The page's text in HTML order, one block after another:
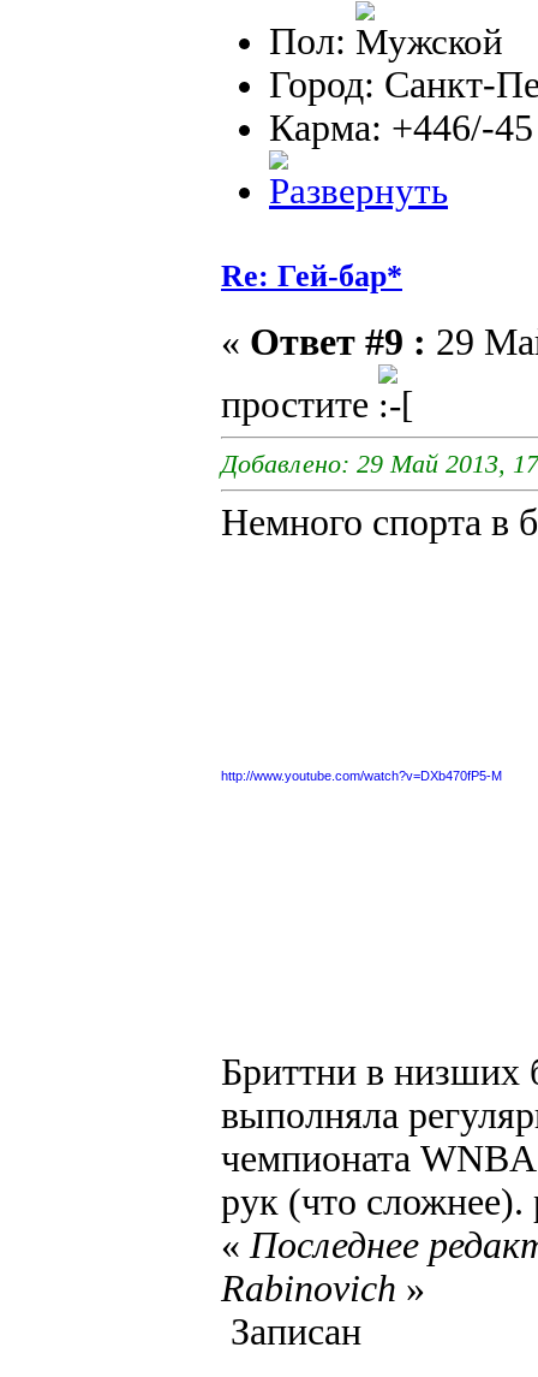
Пол:
Город: Санкт-
Карма: +446/-45
Re: Гей-бар*
« Ответ #9 : 29
простите
Добавлено: 29 Май 2013,
Немного спорта в
http://www.youtube.com/watch?v=DXb470fP5-M
Бриттни в низших
выполняла
чемпионата
рук (что сложнее).
« Последнее
Rabinovich »
Записан